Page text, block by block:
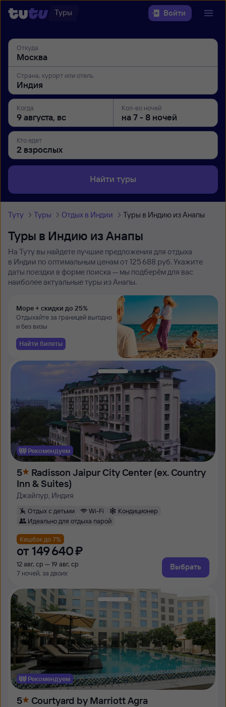
Туры Войти
Откуда
Страна, курорт или отель
Когда Кол-во ночей
Кто едет
Найти туры
Туту Туры Отдых в Индии Туры в Индию из Анапы
Туры в Индию из Анапы
На Туту вы найдете лучшие предложения для отдыха
в Индии по оптимальным ценам от 125 ⁠688 руб. Укажите
даты поездки в форме поиска — мы подберём для вас
наиболее актуальные туры из Анапы.
Море + скидки до 25%
Отдыхайте за границей выгодно
и без визы
Найти билеты
Рекомендуем
5
Radisson Jaipur City Center (ех. Country
Inn & Suites)
Джайпур, Индия
Отдых с детьми Wi-Fi
Кондиционер
Идеально для отдыха парой
Кешбэк до 7%
от 149 ⁠640 ⁠₽
12 авг, ср — 19 авг, ср
7 ночей, за двоих
Выбрать
Рекомендуем
5 Courtyard by Marriott Agra